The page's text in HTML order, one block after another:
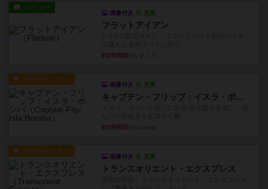
レビュー
画像付き 充実
フラットアイアン
約2時間前
ルール/インスト
画像付き 充実
キャプテン・フリップ：イスラ・ボンバ
約5時間前
ルール/インスト
画像付き 充実
トランスオリエント・エクスプレス